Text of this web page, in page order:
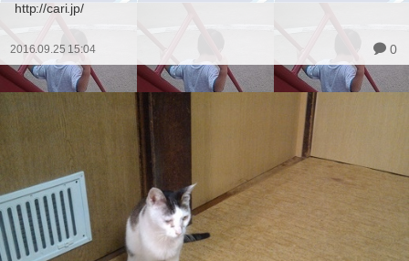
http://cari.jp/
2016.09.25 15:04 0